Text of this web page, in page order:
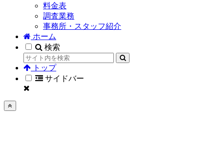
料金表
調査業務
事務所・スタッフ紹介
ホーム
検索
トップ
サイドバー